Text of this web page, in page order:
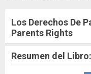
Los Derechos De
Parents Rights
Resumen del Libro: